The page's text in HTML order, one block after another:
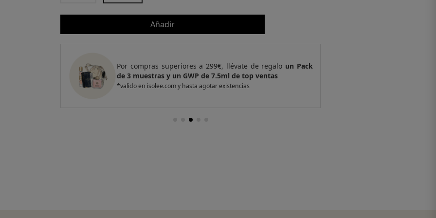
Añadir
Por compras superiores a 299€, llévate de regalo un Pack
de 3 muestras y un GWP de 7.5ml de top ventas
*valido en isolee.com y hasta agotar existencias